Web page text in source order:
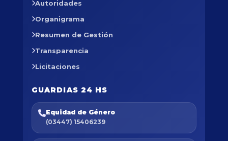
Autoridades
Organigrama
Resumen de Gestión
Transparencia
Licitaciones
GUARDIAS 24 HS
Equidad de Género
(03447) 15406239